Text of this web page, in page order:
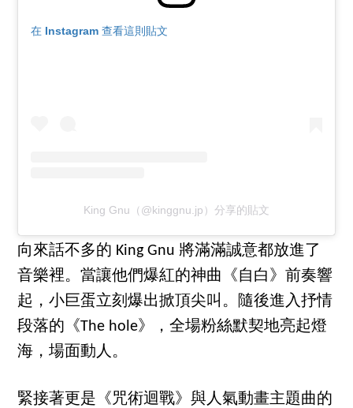
在 Instagram 查看這則貼文
King Gnu（@kinggnu.jp）分享的貼文
向來話不多的 King Gnu 將滿滿誠意都放進了
音樂裡。當讓他們爆紅的神曲《自白》前奏響
起，小巨蛋立刻爆出掀頂尖叫。隨後進入抒情
段落的《The hole》，全場粉絲默契地亮起燈
海，場面動人。
緊接著更是《咒術迴戰》與人氣動畫主題曲的